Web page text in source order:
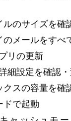
ルのサイズを確
のメールをすべ
リの更新
細設定を確認
クスの容量を確
ドで起動